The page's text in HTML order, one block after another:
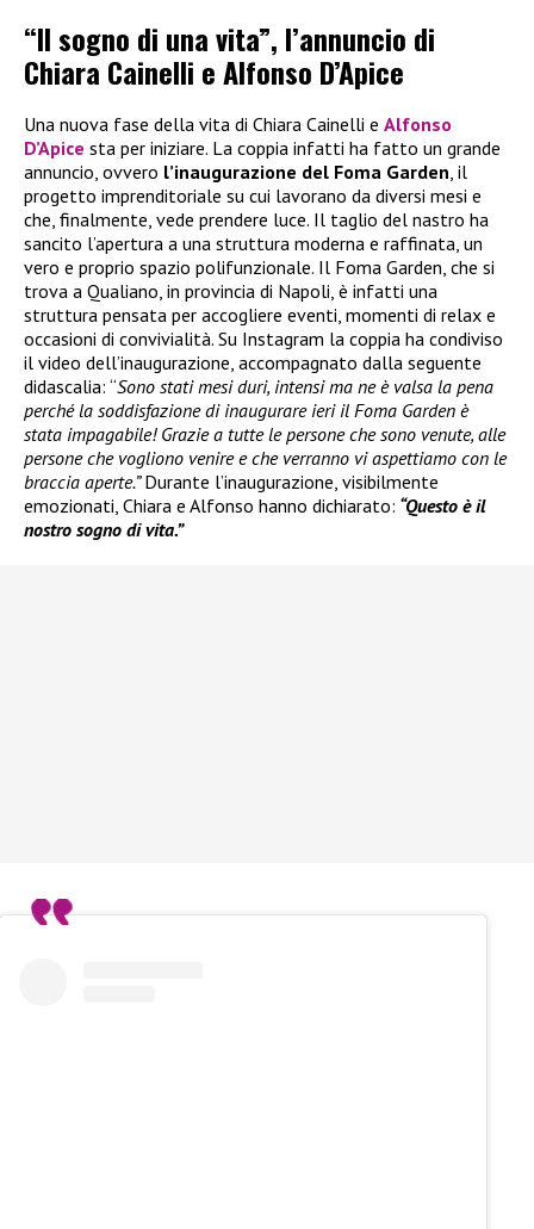
“Il sogno di una vita”, l’annuncio di
Chiara Cainelli e Alfonso D’Apice
Una nuova fase della vita di Chiara Cainelli e Alfonso
D’Apice sta per iniziare. La coppia infatti ha fatto un grande
annuncio, ovvero l’inaugurazione del Foma Garden , il
progetto imprenditoriale su cui lavorano da diversi mesi e
che, finalmente, vede prendere luce. Il taglio del nastro ha
sancito l’apertura a una struttura moderna e raffinata, un
vero e proprio spazio polifunzionale. Il Foma Garden, che si
trova a Qualiano, in provincia di Napoli, è infatti una
struttura pensata per accogliere eventi, momenti di relax e
occasioni di convivialità. Su Instagram la coppia ha condiviso
il video dell’inaugurazione, accompagnato dalla seguente
didascalia: “Sono stati mesi duri, intensi ma ne è valsa la pena
perché la soddisfazione di inaugurare ieri il Foma Garden è
stata impagabile! Grazie a tutte le persone che sono venute, alle
persone che vogliono venire e che verranno vi aspettiamo con le
braccia aperte.”Durante l’inaugurazione, visibilmente
emozionati, Chiara e Alfonso hanno dichiarato: “Questo è il
nostro sogno di vita.”